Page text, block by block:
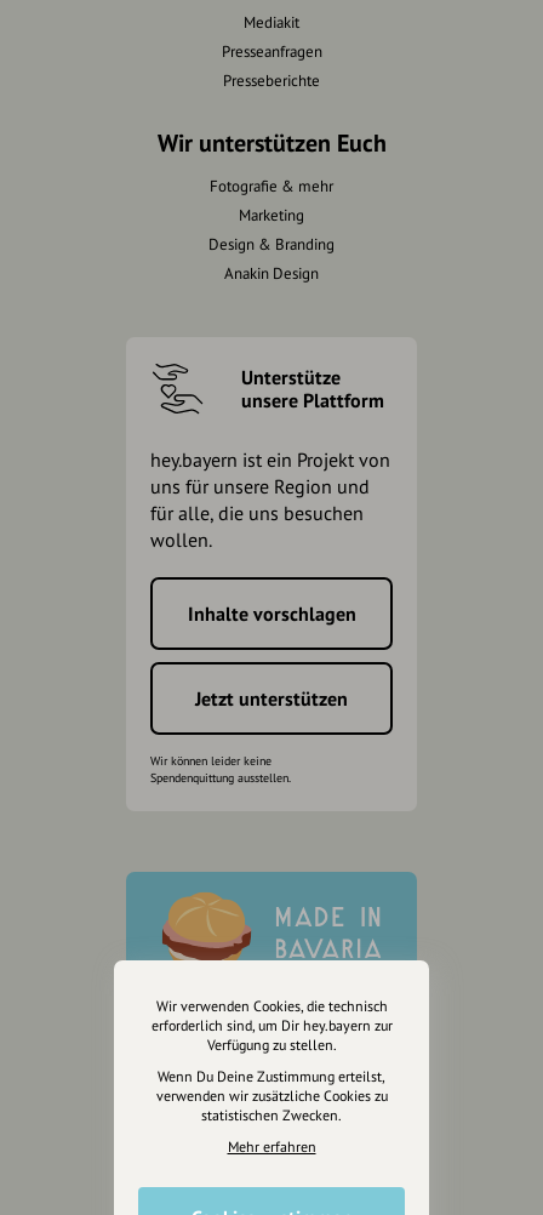
Mediakit
Presseanfragen
Presseberichte
Wir unterstützen Euch
Fotografie & mehr
Marketing
Design & Branding
Anakin Design
Unterstütze
unsere Plattform
hey.bayern ist ein Projekt von
uns für unsere Region und
für alle, die uns besuchen
wollen.
Inhalte vorschlagen
Jetzt unterstützen
Wir können leider keine
Spendenquittung ausstellen.
Wir verwenden Cookies, die technisch
erforderlich sind, um Dir hey.bayern zur
Verfügung zu stellen.
Wenn Du Deine Zustimmung erteilst,
verwenden wir zusätzliche Cookies zu
statistischen Zwecken.
Mehr erfahren